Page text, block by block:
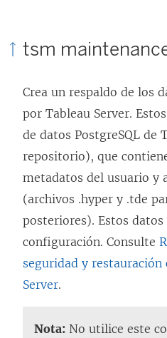
tsm
Crea un respaldo de los
por Tableau Server.
de datos PostgreSQL de
repositorio), que
metadatos del usuario y
(archivos .hyper y .tde
posteriores). Estos
configuración. Consulte
seguridad y
Server.
Nota: No utilice este